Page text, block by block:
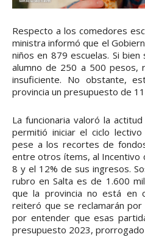
Respecto a los comedores
ministra informó que el
niños en 879 escuelas. Si
alumno de 250 a 500 pesos,
insuficiente. No obstante,
provincia un presupuesto de
La funcionaria valoró la
permitió iniciar el ciclo
pese a los recortes de
entre otros ítems, al Incentivo
8 y el 12% de sus ingresos.
rubro en Salta es de 1.600
que la provincia no está en
reiteró que se reclamarán por
por entender que esas
presupuesto 2023,